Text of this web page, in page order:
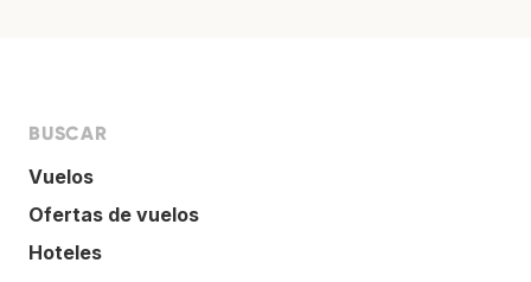
BUSCAR
Vuelos
Ofertas de vuelos
Hoteles